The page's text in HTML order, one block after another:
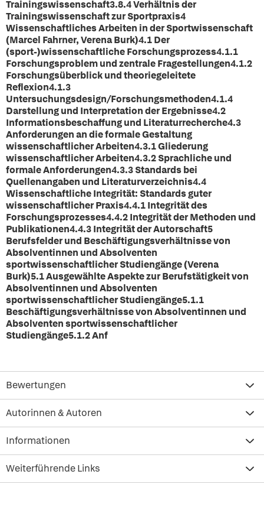
Trainingswissenschaft3.8.4 Verhältnis der
Trainingswissenschaft zur Sportpraxis4
Wissenschaftliches Arbeiten in der Sportwissenschaft
(Marcel Fahrner, Verena Burk)4.1 Der
(sport-)wissenschaftliche Forschungsprozess4.1.1
Forschungsproblem und zentrale Fragestellungen4.1.2
Forschungsüberblick und theoriegeleitete
Reflexion4.1.3
Untersuchungsdesign/Forschungsmethoden4.1.4
Darstellung und Interpretation der Ergebnisse4.2
Informationsbeschaffung und Literaturrecherche4.3
Anforderungen an die formale Gestaltung
wissenschaftlicher Arbeiten4.3.1 Gliederung
wissenschaftlicher Arbeiten4.3.2 Sprachliche und
formale Anforderungen4.3.3 Standards bei
Quellenangaben und Literaturverzeichnis4.4
Wissenschaftliche Integrität: Standards guter
wissenschaftlicher Praxis4.4.1 Integrität des
Forschungsprozesses4.4.2 Integrität der Methoden und
Publikationen4.4.3 Integrität der Autorschaft5
Berufsfelder und Beschäftigungsverhältnisse von
Absolventinnen und Absolventen
sportwissenschaftlicher Studiengänge (Verena
Burk)5.1 Ausgewählte Aspekte zur Berufstätigkeit von
Absolventinnen und Absolventen
sportwissenschaftlicher Studiengänge5.1.1
Beschäftigungsverhältnisse von Absolventinnen und
Absolventen sportwissenschaftlicher
Studiengänge5.1.2 Anf
Bewertungen
Autorinnen & Autoren
Informationen
Weiterführende Links